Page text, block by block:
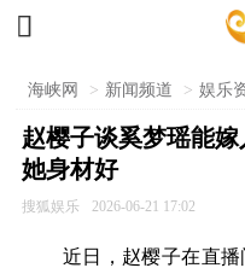

海峡网 > 新闻频道 > 娱乐
赵樱子谈奚梦瑶能
她身材好
搜狐娱乐 2026-06-21 17:02
近日，赵樱子在直